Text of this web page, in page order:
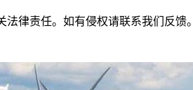
律责任。如有侵权请联系我们反馈。